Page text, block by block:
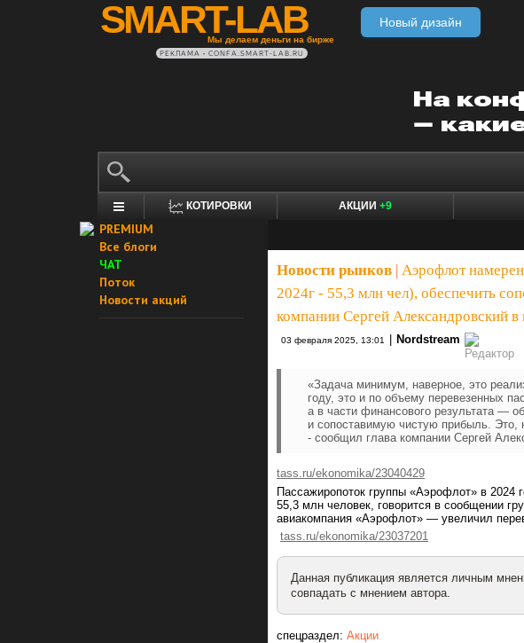
SMART-LAB
Мы делаем деньги на бирже
Новый дизайн
РЕКЛАМА • CONFA.SMART-LAB.RU
КОТИРОВКИ АКЦИИ +9
PREMIUM
Все блоги
ЧАТ
Поток
Новости акций
Новости рынков Аэрофлот
2024г - 55,3 млн чел), обеспечить
компании Сергей Александровский
03 февраля 2025, 13:01 Nordstream
«Задача минимум, наверное, это
году, это и по объему перевезенных
а в части финансового результата —
и сопоставимую чистую прибыль. Это,
- сообщил глава компании Сергей
tass.ru/ekonomika/23040429
Пассажиропоток группы «Аэрофлот» в 2024
55,3 млн человек, говорится в сообщении
авиакомпания «Аэрофлот» — увеличил
tass.ru/ekonomika/23037201
Данная публикация является личным
совпадать с мнением автора.
спецраздел: Акции